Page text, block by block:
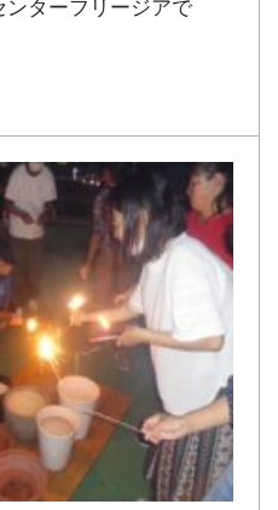
ターフリージアで